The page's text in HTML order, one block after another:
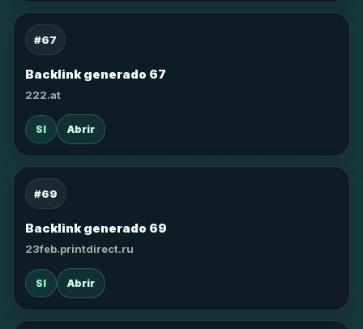
#67
Backlink generado 67
222.at
SI Abrir
#69
Backlink generado 69
23feb.printdirect.ru
SI Abrir